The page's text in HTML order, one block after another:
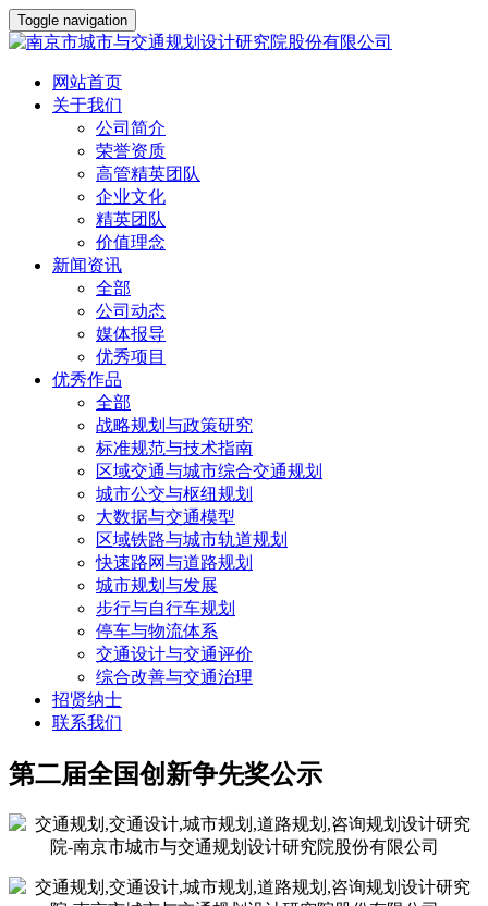
Toggle navigation
网站首页
关于我们
公司简介
荣誉资质
高管精英团队
企业文化
精英团队
价值理念
新闻资讯
全部
公司动态
媒体报导
优秀项目
优秀作品
全部
战略规划与政策研究
标准规范与技术指南
区域交通与城市综合交通规划
城市公交与枢纽规划
大数据与交通模型
区域铁路与城市轨道规划
快速路网与道路规划
城市规划与发展
步行与自行车规划
停车与物流体系
交通设计与交通评价
综合改善与交通治理
招贤纳士
联系我们
第二届全国创新争先奖公示